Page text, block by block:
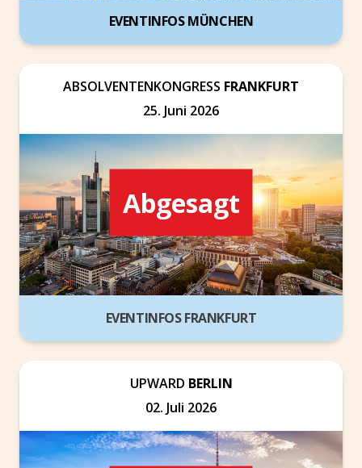
EVENTINFOS MÜNCHEN
Abgesagt
ABSOLVENTENKONGRESS FRANKFURT
25. Juni 2026
EVENTINFOS FRANKFURT
UPWARD BERLIN
02. Juli 2026